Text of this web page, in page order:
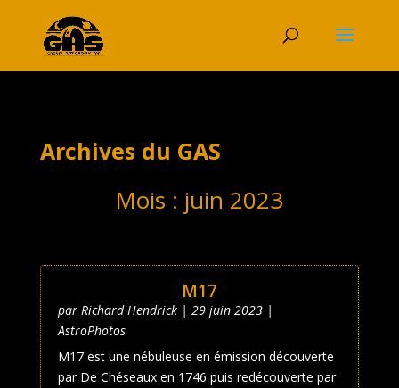
Archives du GAS
Mois : juin 2023
M17
par Richard Hendrick| 29 juin 2023|
AstroPhotos
M17 est une nébuleuse en émission découverte
par De Chéseaux en 1746 puis redécouverte par